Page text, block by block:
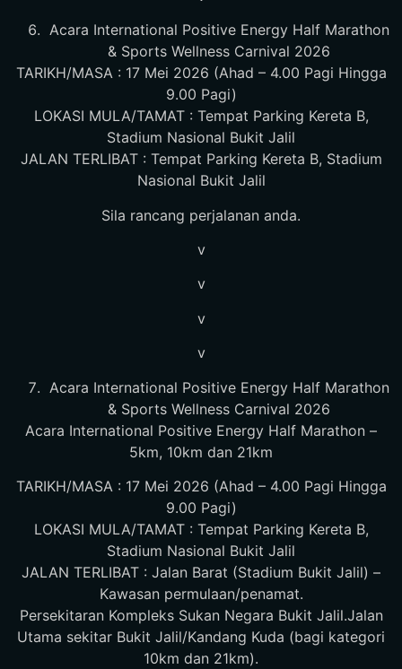
Acara International Positive Energy Half Marathon
& Sports Wellness Carnival 2026
TARIKH/MASA : 17 Mei 2026 (Ahad – 4.00 Pagi Hingga
9.00 Pagi)
LOKASI MULA/TAMAT : Tempat Parking Kereta B,
Stadium Nasional Bukit Jalil
JALAN TERLIBAT : Tempat Parking Kereta B, Stadium
Nasional Bukit Jalil
Sila rancang perjalanan anda.
v
v
v
v
Acara International Positive Energy Half Marathon
& Sports Wellness Carnival 2026
Acara International Positive Energy Half Marathon –
5km, 10km dan 21km
TARIKH/MASA : 17 Mei 2026 (Ahad – 4.00 Pagi Hingga
9.00 Pagi)
LOKASI MULA/TAMAT : Tempat Parking Kereta B,
Stadium Nasional Bukit Jalil
JALAN TERLIBAT : Jalan Barat (Stadium Bukit Jalil) –
Kawasan permulaan/penamat.
Persekitaran Kompleks Sukan Negara Bukit Jalil.Jalan
Utama sekitar Bukit Jalil/Kandang Kuda (bagi kategori
10km dan 21km).